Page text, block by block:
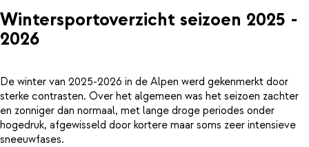
Wintersportoverzicht seizoen 2025 -
2026
De winter van 2025-2026 in de Alpen werd gekenmerkt door
sterke contrasten. Over het algemeen was het seizoen zachter
en zonniger dan normaal, met lange droge periodes onder
hogedruk, afgewisseld door kortere maar soms zeer intensieve
sneeuwfases.